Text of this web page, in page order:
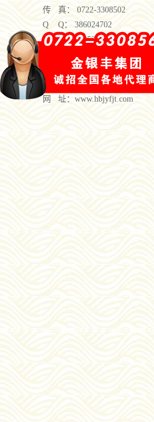
传 真： 0722-3308502
Q Q： 386024702
Q Q： 1335371822
邮 箱： 386024702@qq.com
地 址：湖北省随州市曾都经
区
网 址：www.hbjyfjt.com